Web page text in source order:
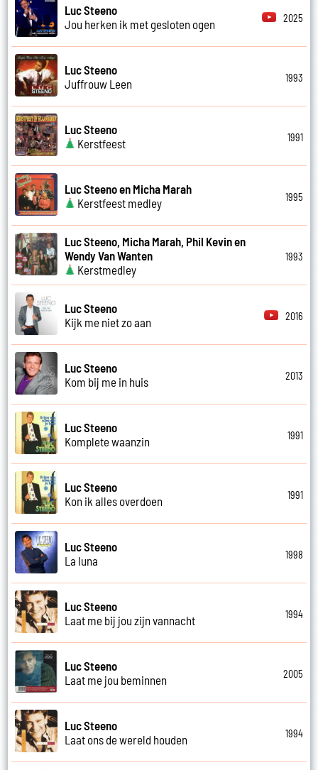
Luc Steeno
Jou herken ik met gesloten ogen
2025
Luc Steeno
Juffrouw Leen
1993
Luc Steeno
Kerstfeest
1991
Luc Steeno en Micha Marah
Kerstfeest medley
1995
Luc Steeno, Micha Marah, Phil Kevin en
Wendy Van Wanten
Kerstmedley
1993
Luc Steeno
Kijk me niet zo aan
2016
Luc Steeno
Kom bij me in huis
2013
Luc Steeno
Komplete waanzin
1991
Luc Steeno
Kon ik alles overdoen
1991
Luc Steeno
La luna
1998
Luc Steeno
Laat me bij jou zijn vannacht
1994
Luc Steeno
Laat me jou beminnen
2005
Luc Steeno
Laat ons de wereld houden
1994